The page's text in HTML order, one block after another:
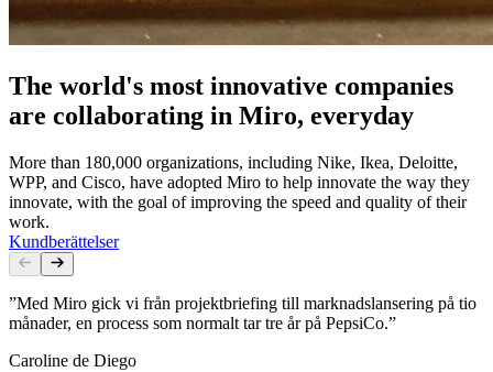
The world's most innovative companies
are collaborating in Miro, everyday
More than 180,000 organizations, including Nike, Ikea, Deloitte,
WPP, and Cisco, have adopted Miro to help innovate the way they
innovate, with the goal of improving the speed and quality of their
work.
Kundberättelser
”Med Miro gick vi från projektbriefing till marknadslansering på tio
månader, en process som normalt tar tre år på PepsiCo.”
Caroline de Diego